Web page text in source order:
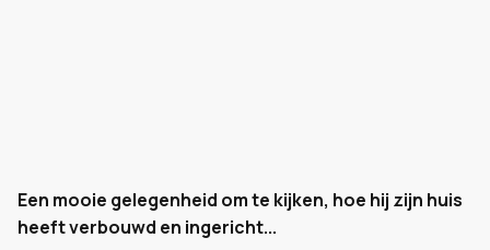
Een mooie gelegenheid om te kijken, hoe hij zijn huis
heeft verbouwd en ingericht...